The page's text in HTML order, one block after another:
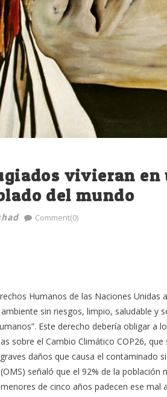
vivieran en
del mundo
Comment(0)
Humanos de las Naciones
sin riesgos, limpio, saludable
Este derecho debería obligar a
sobre el Cambio Climático COP26,
daños que causa el contaminado
señaló que el 92% de la
de cinco años padecen ese